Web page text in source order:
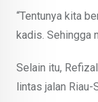
“Tentunya kita
kadis. Sehingga
Selain itu,
lintas jalan